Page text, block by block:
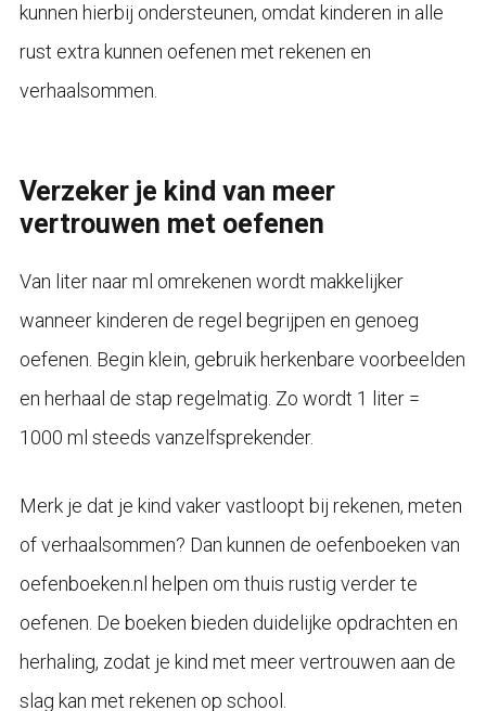
kunnen hierbij ondersteunen, omdat kinderen in alle
rust extra kunnen oefenen met rekenen en
verhaalsommen.
Verzeker je kind van meer
vertrouwen met oefenen
Van liter naar ml omrekenen wordt makkelijker
wanneer kinderen de regel begrijpen en genoeg
oefenen. Begin klein, gebruik herkenbare voorbeelden
en herhaal de stap regelmatig. Zo wordt 1 liter =
1000 ml steeds vanzelfsprekender.
Merk je dat je kind vaker vastloopt bij rekenen, meten
of verhaalsommen? Dan kunnen de oefenboeken van
oefenboeken.nl helpen om thuis rustig verder te
oefenen. De boeken bieden duidelijke opdrachten en
herhaling, zodat je kind met meer vertrouwen aan de
slag kan met rekenen op school.